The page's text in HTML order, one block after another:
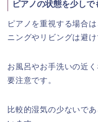
ピアノの状態を少し
ピアノを重視する場合
ニングやリビングは避
お風呂やお手洗いの近
要注意です。
比較的湿気の少ないで